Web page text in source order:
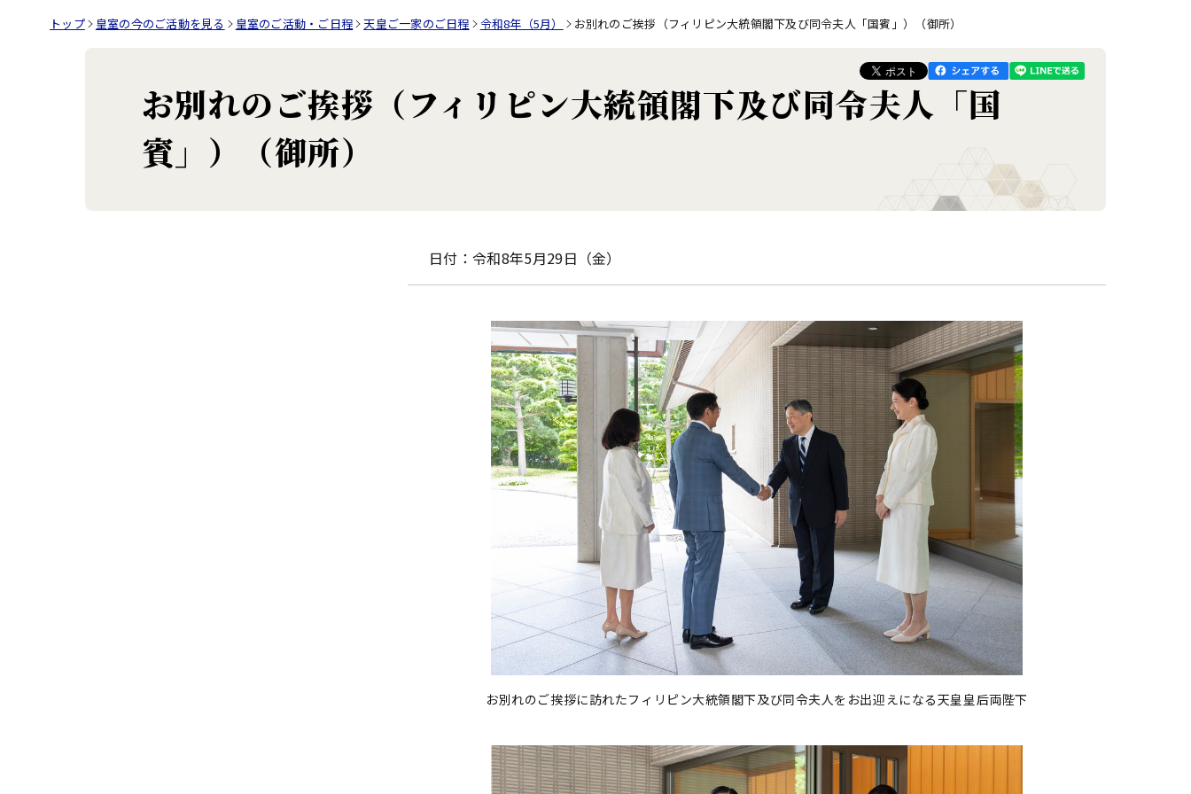
トップ 皇室の今のご活動を見る 皇室のご活動・ご日程 天皇ご一家のご日程 令和8年（5月） お別れのご挨拶（フィリピン大統領閣下及び同令夫人「国賓」）（御所）
お別れのご挨拶（フィリピン大統領閣下及び同令夫人「国
賓」）（御所）
日付：令和8年5月29日（金）
お別れのご挨拶に訪れたフィリピン大統領閣下及び同令夫人をお出迎えになる天皇皇后両陛下